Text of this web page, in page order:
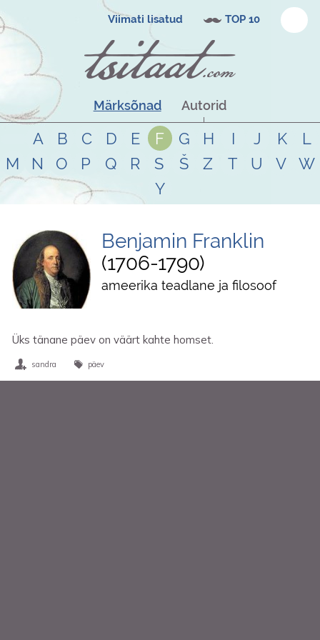
Viimati lisatud TOP 10
Märksõnad Autorid
A B C D E F G H I J K
L
M
N O P Q R S Š Z T U V
W
Y
Benjamin Franklin
1706-1790
ameerika teadlane ja filosoof
Üks tänane päev on väärt kahte homset.
sandra päev